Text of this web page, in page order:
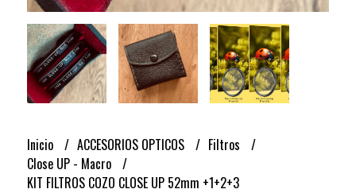
Inicio ACCESORIOS OPTICOS
Filtros
Close UP - Macro
KIT FILTROS COZO CLOSE UP 52mm +1+2+3